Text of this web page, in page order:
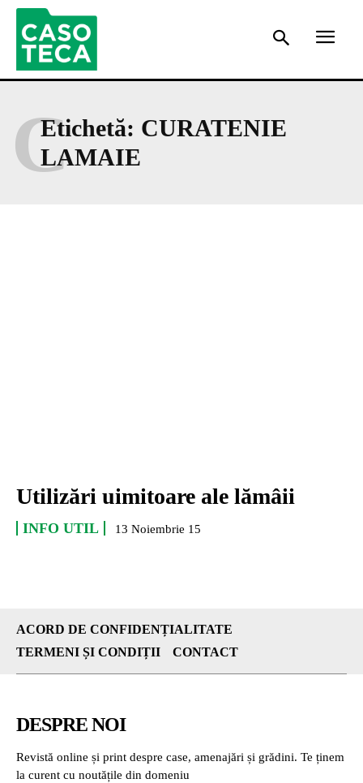
Etichetă: CURATENIE
LAMAIE
C
Utilizări uimitoare ale lămâii
INFO UTIL 13 Noiembrie 15
ACORD DE CONFIDENȚIALITATE
TERMENI ȘI CONDIȚII
CONTACT
DESPRE NOI
Revistă online și print despre case, amenajări și grădini. Te ținem
la curent cu noutățile din domeniu